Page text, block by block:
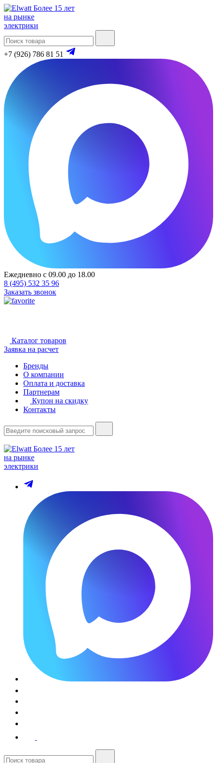
Более 15 лет
на рынке
электрики
+7 (926) 786 81 51
Ежедневно с 09.00 до 18.00
8 (495) 532 35 96
Заказать звонок
Каталог товаров
Заявка на расчет
Бренды
О компании
Оплата и доставка
Партнерам
Купон на скидку
Контакты
Более 15 лет
на рынке
электрики